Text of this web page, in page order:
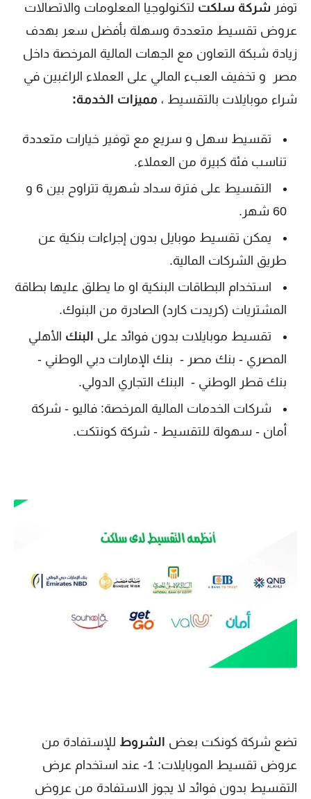
توفر شركة سلكت لتكنولوجيا المعلومات والاتصالات
عروض تقسيط متعددة وسهلة بأفضل سعر بهدف
زيادة شبكة التعاون مع الجهات المالية المرخصة داخل
مصر و تخفيف العبء المالي على العملاء الراغبين في
شراء موبايلات بالتقسيط ، مميزات الخدمة:
تقسيط سهل و سريع مع توفير خيارات متعددة
تناسب فئة كبيرة من العملاء.
التقسيط على فترة سداد شهرية تتراوح بين 6 و
60 شهر.
يمكن تقسيط موبايل بدون إجراءات بنكية عن
طريق الشركات المالية.
استخدام البطاقات البنكية او ما يطلق عليها بطاقة
المشتريات (كريدت كارد) الصادرة من البنوك.
تقسيط موبايلات بدون فوائد على البنك الأهلي
المصري - بنك مصر - بنك الإمارات دبي الوطني -
بنك قطر الوطني - البنك التجاري الدولي.
شركات الخدمات المالية المرخصة: فاليو - شركة
أمان - سهولة للتقسيط - شركة كونتكت.
تضع شركة كونكت بعض الشروط للإستفادة من
عروض تقسيط الموبايلات: 1- عند استخدام عرض
التقسيط بدون فوائد لا يجوز الاستفادة من عروض